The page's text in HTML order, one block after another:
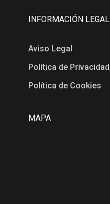
INFORMACIÓN LEGAL
Aviso Legal
Política de Privacidad
Política de Cookies
MAPA